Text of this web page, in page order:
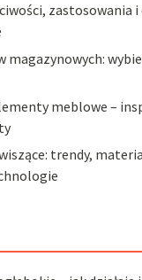
zastosowania
magazynowych:
meblowe –
trendy,